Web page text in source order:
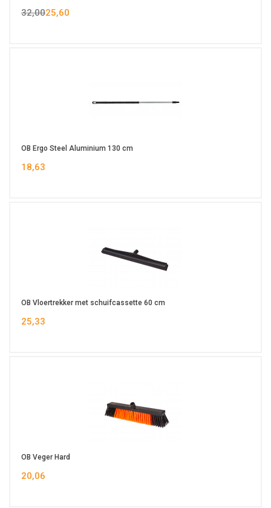
32,0025,60
OB Ergo Steel Aluminium 130 cm
18,63
OB Vloertrekker met schuifcassette 60 cm
25,33
OB Veger Hard
20,06